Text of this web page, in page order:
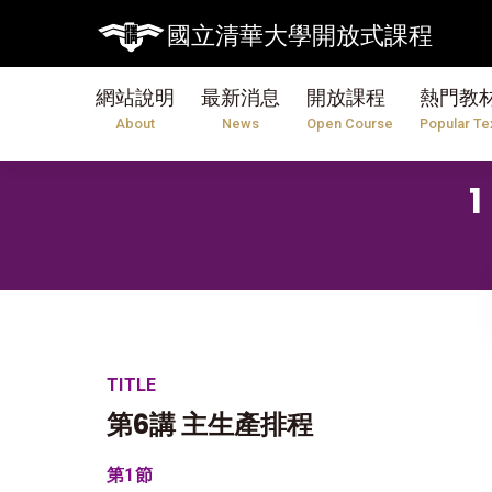
國立清華大學開放式課程
網站說明
About
最新消息
News
開放課程
Open Course
熱門教
Popular
TITLE
第6講 主生產排程
第1節